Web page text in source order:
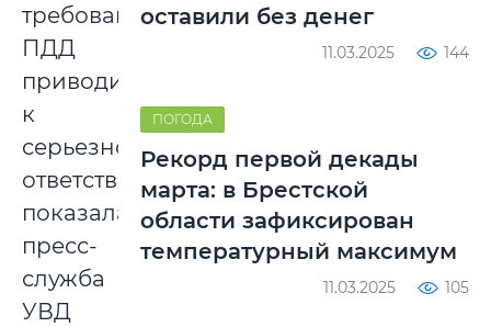
требований
ПДД
приводит
к
серьезной
ответственности
показала
пресс-
служба
УВД
оставили без денег
11.03.2025 144
ПОГОДА
Рекорд первой декады
марта: в Брестской
области зафиксирован
температурный максимум
11.03.2025 105